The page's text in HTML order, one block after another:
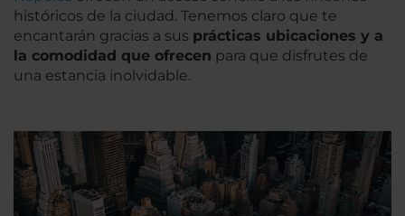
históricos de la ciudad. Tenemos claro que te
encantarán gracias a sus prácticas ubicaciones y a
la comodidad que ofrecen para que disfrutes de
una estancia inolvidable.